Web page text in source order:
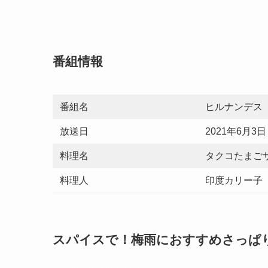
番組情報
番組名 ヒルナンデス
放送日 2021年6月3日
料理名 タクコたまご
料理人 印度カリー子
スパイスで！梅雨におすすめさっぱ